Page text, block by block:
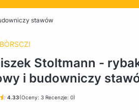
stawów
Stoltmann -
i budowniczy
4.33(Oceny: 3 Recenzje: 0)